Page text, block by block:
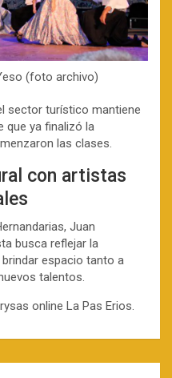
(foto archivo)
sector turístico mantiene
que ya finalizó la
las clases.
con artistas
Juan
busca reflejar la
espacio tanto a
talentos.
online La Pas Erios.